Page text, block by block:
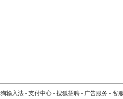
输入法 - 支付中心 - 搜狐招聘 - 广告服务 - 客